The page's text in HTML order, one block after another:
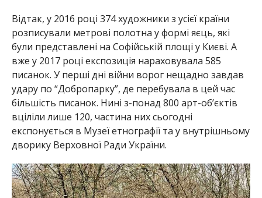
Відтак, у 2016 році 374 художники з усієї країни
розписували метрові полотна у формі яєць, які
були представлені на Софійській площі у Києві. А
вже у 2017 році експозиція нараховувала 585
писанок. У перші дні війни ворог нещадно завдав
удару по “Добропарку”, де перебувала в цей час
більшість писанок. Нині з-понад 800 арт-об’єктів
вціліли лише 120, частина них сьогодні
експонується в Музеї етнографії та у внутрішньому
дворику Верховної Ради України.